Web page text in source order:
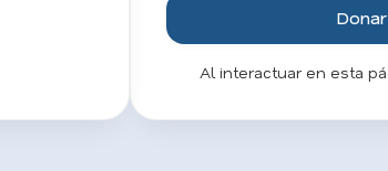
Al interactuar en esta